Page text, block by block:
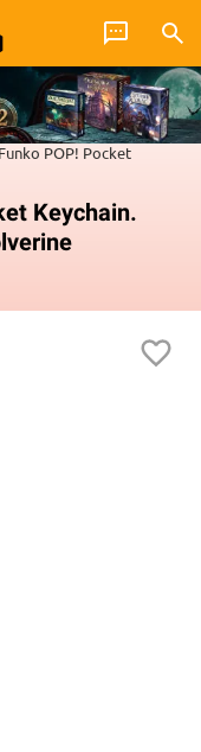
Funko POP! Pocket
Keychain.